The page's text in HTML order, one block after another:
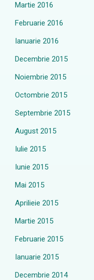
Martie 2016
Februarie 2016
Ianuarie 2016
Decembrie 2015
Noiembrie 2015
Octombrie 2015
Septembrie 2015
August 2015
Iulie 2015
Iunie 2015
Mai 2015
Aprilieie 2015
Martie 2015
Februarie 2015
Ianuarie 2015
Decembrie 2014